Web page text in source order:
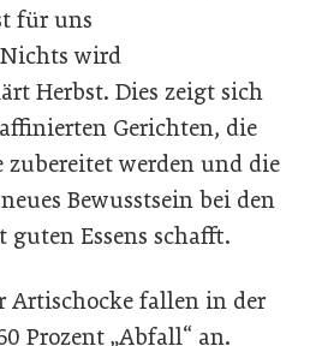
für uns
wird
Herbst. Dies zeigt sich
Gerichten, die
werden und die
Bewusstsein bei den
guten Essens schafft.
Artischocke fallen in der
Prozent „Abfall“ an.